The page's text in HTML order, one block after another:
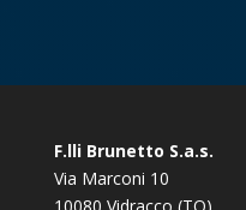
F.lli Brunetto S.a.s.
Via Marconi 10